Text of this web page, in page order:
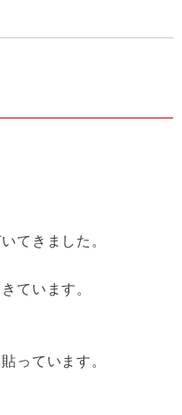
てきました。
ています。
っています。